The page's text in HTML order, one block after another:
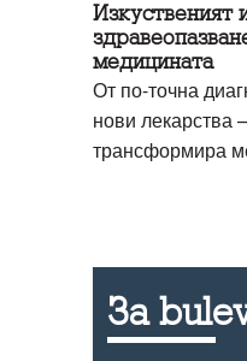
Изкуственият
медицината
От по-точна
нови лекарства
трансформира
За